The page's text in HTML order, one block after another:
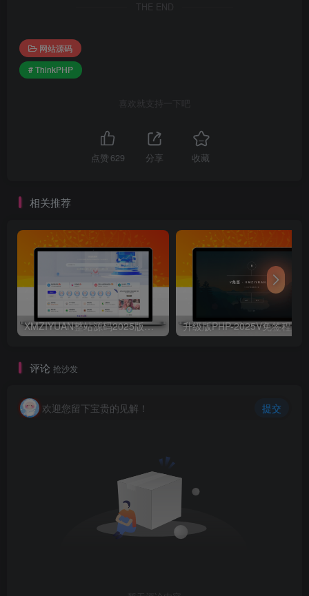
THE END
网站源码
# ThinkPHP
喜欢就支持一下吧
点赞 629 分享 收藏
相关推荐
XMZIYUAN整站源码2025版带16000+整站资源
评论 抢沙发
欢迎您留下宝贵的见解！ 提交